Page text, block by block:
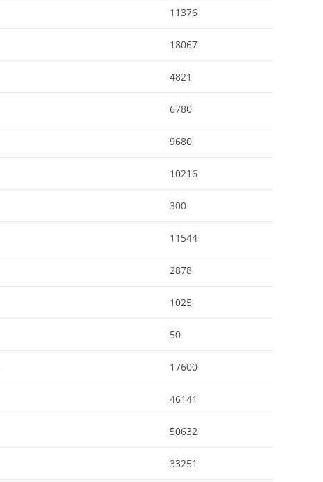
11376
18067
4821
6780
9680
10216
300
11544
2878
1025
50
17600
46141
50632
33251